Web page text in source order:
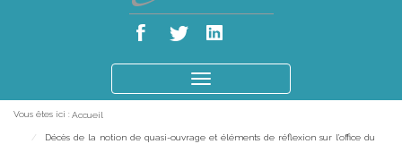
le
Vous êtes ici : Accueil
Décès de la notion de quasi-ouvrage et éléments de réflexion sur l'office du